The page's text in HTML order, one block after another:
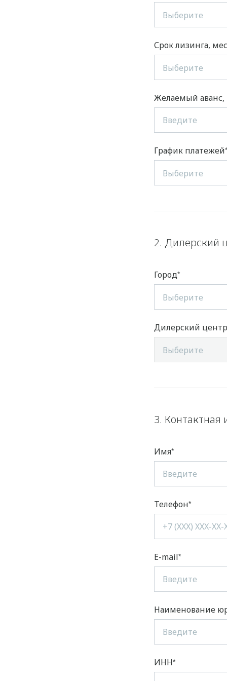
Выберите
Срок лизинга,
Выберите
Желаемый аванс,
График платежей
Выберите
2. Дилерский
Город
Выберите
Дилерский центр
Выберите
3.
Имя
Телефон
E-mail
Наименование
ИНН